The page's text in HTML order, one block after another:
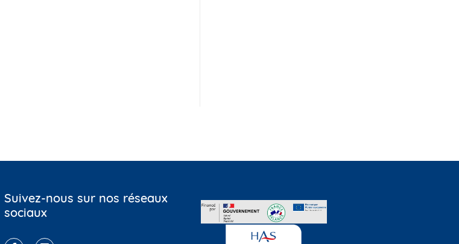
Suivez-nous sur nos réseaux
sociaux